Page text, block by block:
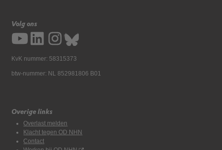
Volg ons
KvK nummer: 58315373
btw-nummer: NL 852981806 B01
Overige links
Overlast melden
Klacht tegen OD NHN
Contact